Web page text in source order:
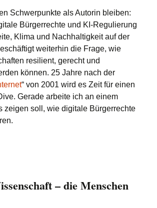
Schwerpunkte als Autorin bleiben:
Bürgerrechte und KI-Regulierung
Klima und Nachhaltigkeit auf der
weiterhin die Frage, wie
resilient, gerecht und
können. 25 Jahre nach der
“ von 2001 wird es Zeit für einen
Gerade arbeite ich an einem
zeigen soll, wie digitale Bürgerrechte
– die Menschen